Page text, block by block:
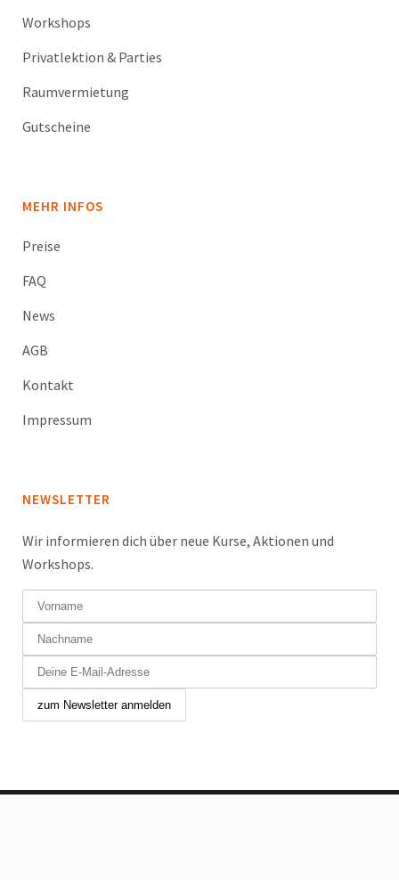
Workshops
Privatlektion & Parties
Raumvermietung
Gutscheine
MEHR INFOS
Preise
FAQ
News
AGB
Kontakt
Impressum
NEWSLETTER
Wir informieren dich über neue Kurse, Aktionen und
Workshops.